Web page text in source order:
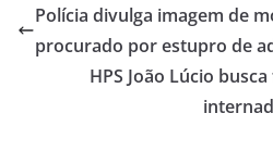
Polícia divulga imagem de
procurado por estupro de
HPS João Lúcio